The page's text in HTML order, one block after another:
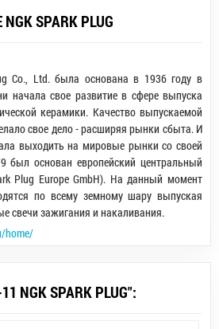
SPARK PLUG
Co., Ltd. была основана в 1936 году в
начала свое развитие в сфере выпуска
керамики. Качество выпускаемой
свое дело - расширяя рынки сбыта. И
выходить на мировые рынки со своей
был основан европейский центральный
Plug Europe GmbH). На данный момент
по всему земному шару выпуская
свечи зажигания и накаливания.
home/
NGK SPARK PLUG":